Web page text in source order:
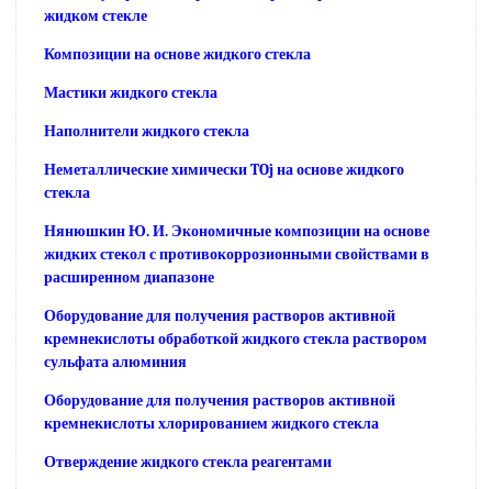
жидком стекле
Композиции на основе жидкого стекла
Мастики жидкого стекла
Наполнители жидкого стекла
Неметаллические химически TOj на основе жидкого
стекла
Нянюшкин Ю. И. Экономичные композиции на основе
жидких стекол с противокоррозионными свойствами в
расширенном диапазоне
Оборудование для получения растворов активной
кремнекислоты обработкой жидкого стекла раствором
сульфата алюминия
Оборудование для получения растворов активной
кремнекислоты хлорированием жидкого стекла
Отверждение жидкого стекла реагентами